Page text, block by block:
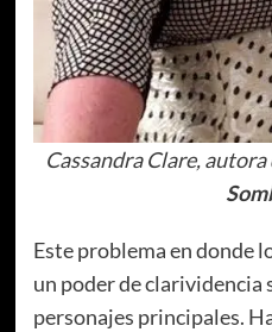
Cassandra Clare, autora
Este problema en donde
un poder de clarividencia
personajes principales.